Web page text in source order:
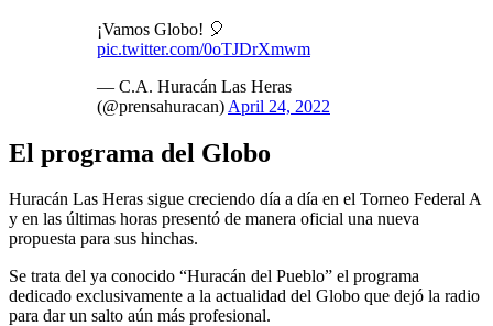
¡Vamos Globo! 🎈
pic.twitter.com/0oTJDrXmwm
— C.A. Huracán Las Heras
(@prensahuracan) April 24, 2022
El programa del Globo
Huracán Las Heras sigue creciendo día a día en el Torneo Federal A
y en las últimas horas presentó de manera oficial una nueva
propuesta para sus hinchas.
Se trata del ya conocido “Huracán del Pueblo” el programa
dedicado exclusivamente a la actualidad del Globo que dejó la radio
para dar un salto aún más profesional.